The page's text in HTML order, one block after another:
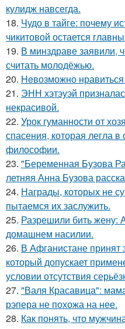
кулидж навсегда.
18. Чудо в тайге: почему
чикитовой остается
19. В минздраве заявили,
считать молодёжью.
20. Heвозможно
21. ЭНН хэтэуэй
некрасивой.
22. Урок гуманности от
спасения, которая легла в
философии.
23. "Беременная Бузова
летняя Анна Бузова
24. Награды, которых не
пытаемся их заслужить.
25. Разрешили бить жену:
домашнем насилии.
26. В Афганистане
который допускает
условии отсутствия
27. "Валя Красавица":
рэпера не похожа на нее.
28. Как понять, что